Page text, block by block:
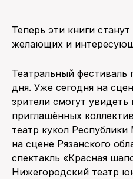
Теперь эти книги
желающих и
Театральный фестиваль
дня. Уже сегодня на
зрители смогут увидеть
приглашённых
театр кукол
на сцене Рязанского
спектакль «Красная
Нижегородский театр